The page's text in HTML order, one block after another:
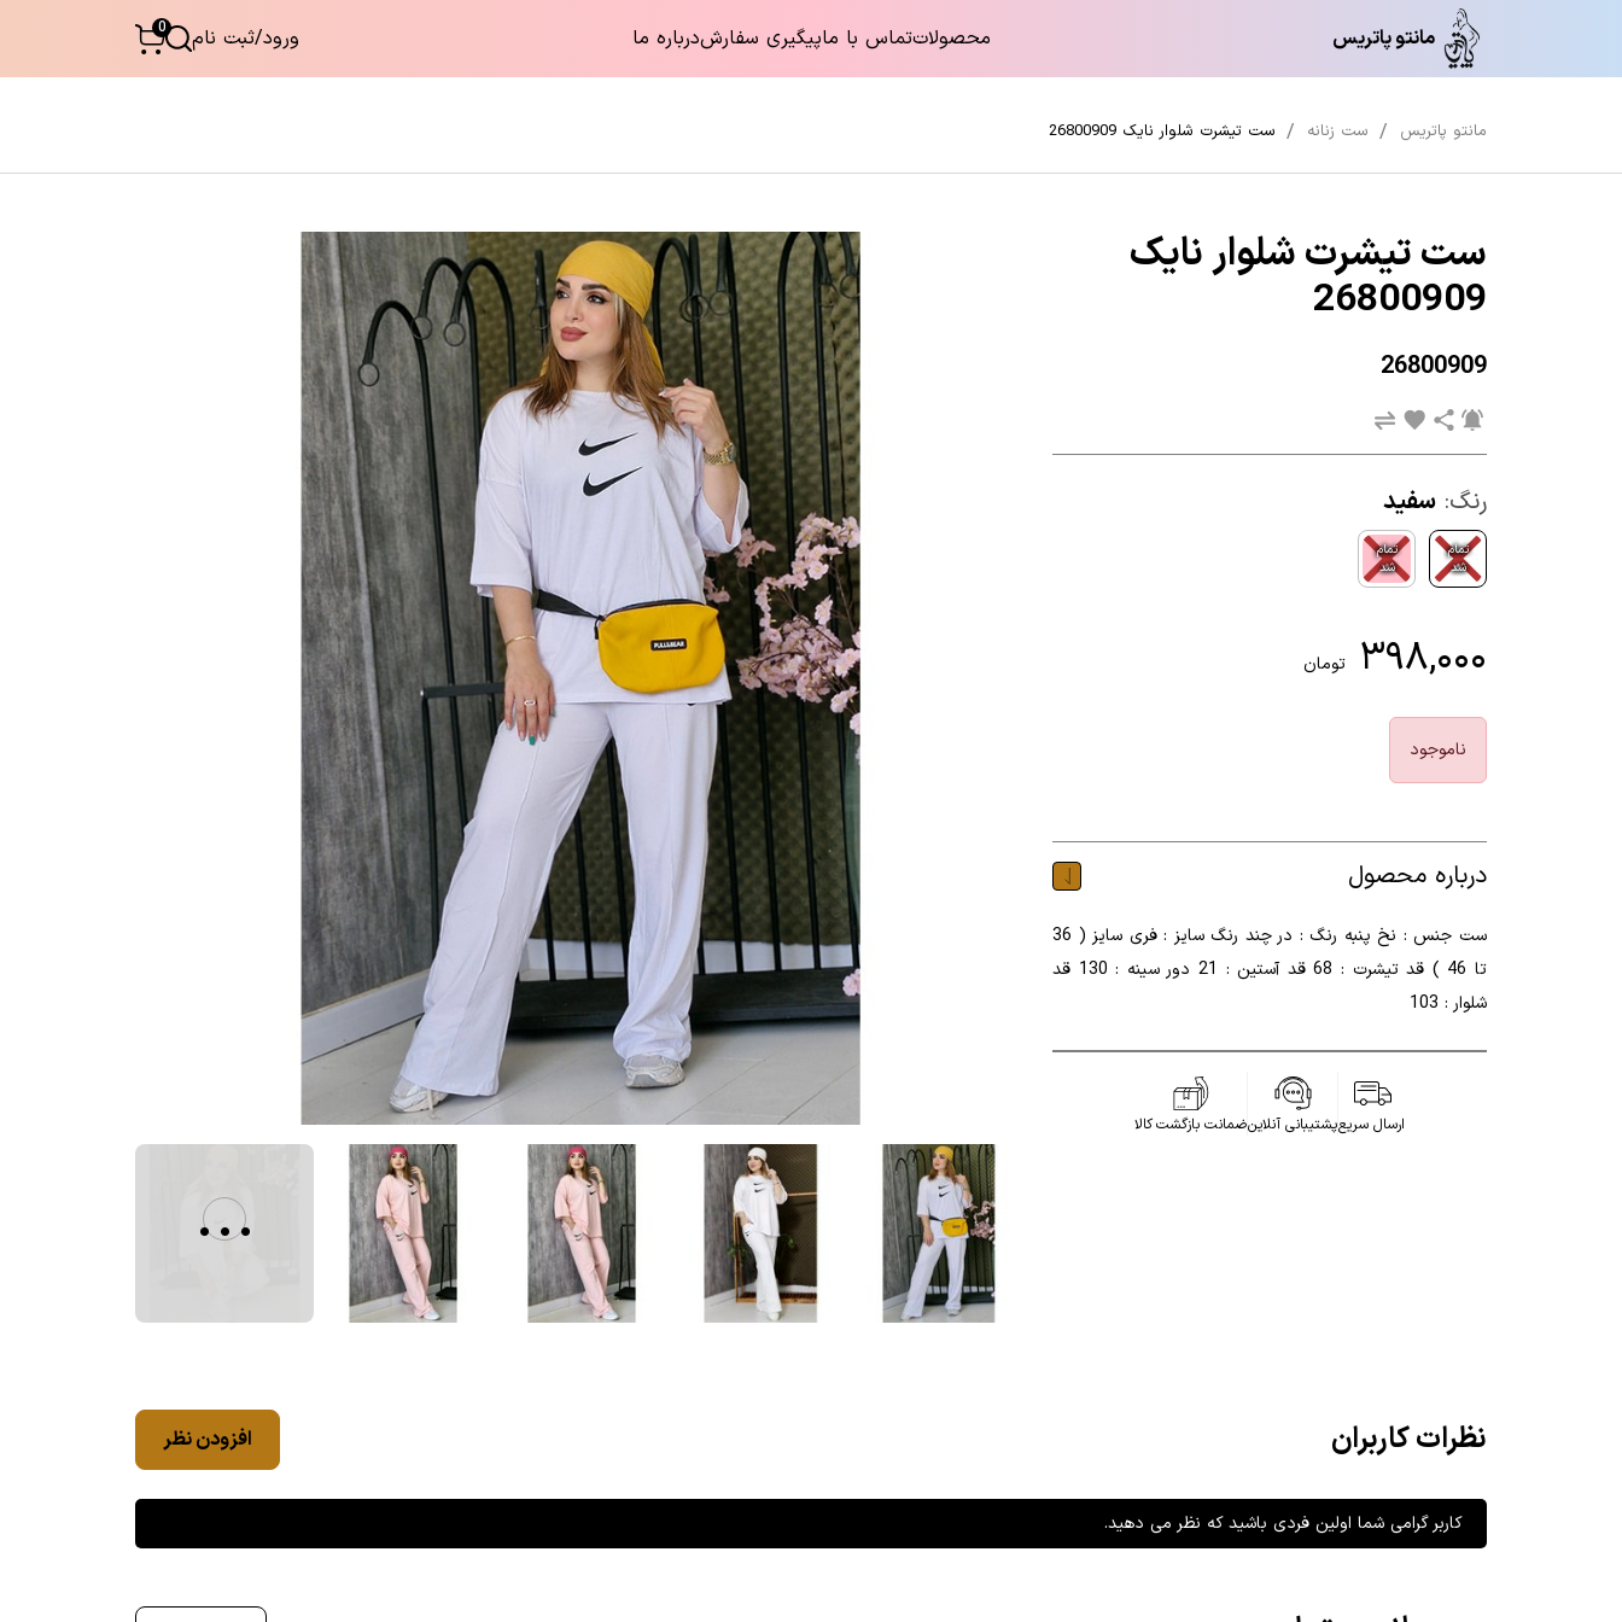
مانتو پاتریس محصولاتتماس با ماپیگیری سفارشدرباره ما ورود/ثبت نام 0
مانتو پاتریس ست زنانه ست تیشرت شلوار نایک 26800909
ست تیشرت شلوار نایک
26800909
26800909
رنگ: سفید
تمام
شد
تمام
شد
۳۹۸,۰۰۰ تومان
ناموجود
درباره محصول
ست جنس : نخ پنبه رنگ : در چند رنگ سایز : فری سایز ( 36
تا 46 ) قد تیشرت : 68 قد آستین : 21 دور سینه : 130 قد
شلوار : 103
ارسال سریعپشتیبانی آنلاینضمانت بازگشت کالا
...
نظرات کاربران افزودن نظر
کاربر گرامی شما اولین فردی باشید که نظر می دهید.